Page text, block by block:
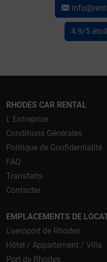
4.9/5
RHODES CAR RENTAL
L' Entreprise
Conditions Générales
Politique de Confidentialité
FAQ
Transferts
Contacter
EMPLACEMENTS DE
L'aeroport de Rhodes
Hôtel / Appartement / Villa
Port de Rhodes